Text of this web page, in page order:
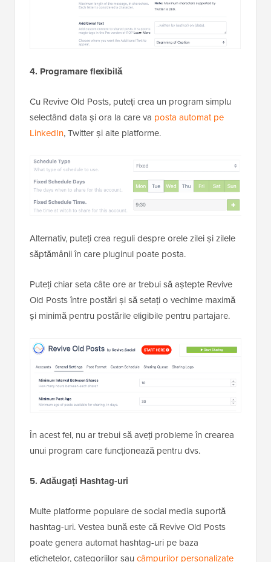
4. Programare flexibilă
Cu Revive Old Posts, puteți crea un program simplu
selectând data și ora la care va posta automat pe
LinkedIn, Twitter și alte platforme.
Alternativ, puteți crea reguli despre orele zilei și zilele
săptămânii în care pluginul poate posta.
Puteți chiar seta câte ore ar trebui să aștepte Revive
Old Posts între postări și să setați o vechime maximă
și minimă pentru postările eligibile pentru partajare.
În acest fel, nu ar trebui să aveți probleme în crearea
unui program care funcționează pentru dvs.
5. Adăugați Hashtag-uri
Multe platforme populare de social media suportă
hashtag-uri. Vestea bună este că Revive Old Posts
poate genera automat hashtag-uri pe baza
etichetelor, categoriilor sau câmpurilor personalizate